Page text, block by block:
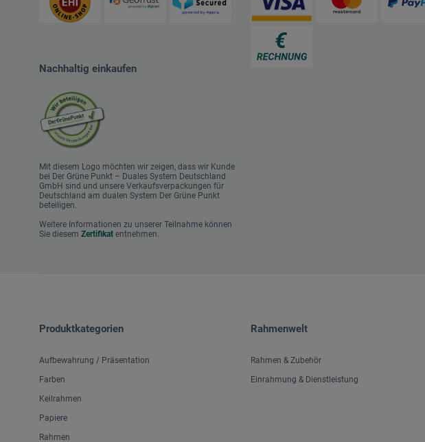
Nachhaltig einkaufen
Mit diesem Logo möchten wir zeigen, dass wir Kunde
bei Der Grüne Punkt – Duales System Deutschland
GmbH sind und unsere Verkaufsverpackungen für
Deutschland am dualen System Der Grüne Punkt
beteiligen.
Weitere Informationen zu unserer Teilnahme können
Sie diesem Zertifikat entnehmen.
Produktkategorien
Aufbewahrung / Präsentation
Farben
Keilrahmen
Papiere
Rahmen
Rahmenwelt
Rahmen & Zubehör
Einrahmung & Dienstleistung